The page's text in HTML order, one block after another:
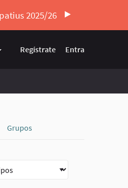
2025/26
la llenguaElegir el idioma
Regístrate Entra
Grupos